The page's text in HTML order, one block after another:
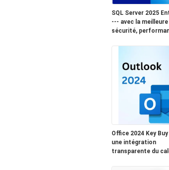
SQL Server 2025
--- avec la meilleure
sécurité,
Office 2024 Key
une intégration
transparente du